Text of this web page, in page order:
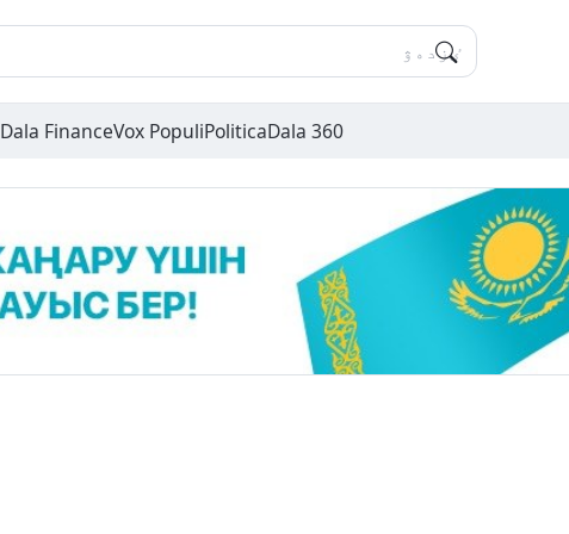
Dala 360
Politica
Vox Populi
Dala Finance